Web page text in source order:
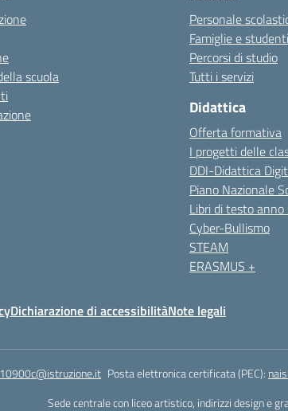
scuola
Personale
Famiglie e studenti
Percorsi di studio
Tutti i servizi
Didattica
Offerta formativa
I progetti delle
DDI-Didattica
Piano Nazionale
Libri di testo
Cyber-Bullismo
STEAM
ERASMUS +
Dichiarazione di accessibilitàNote legali
Posta elettronica certificata (PEC):
Sede centrale con liceo artistico, indirizzi design e